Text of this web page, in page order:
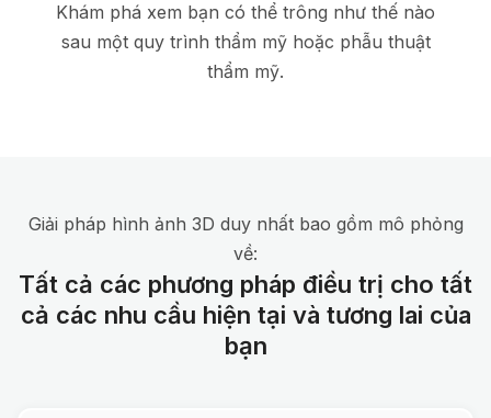
Khám phá xem bạn có thể trông như thế nào
sau một quy trình thẩm mỹ hoặc phẫu thuật
thẩm mỹ.
Giải pháp hình ảnh 3D duy nhất bao gồm mô phỏng
về:
Tất cả các phương pháp điều trị cho tất
cả các nhu cầu hiện tại và tương lai của
bạn